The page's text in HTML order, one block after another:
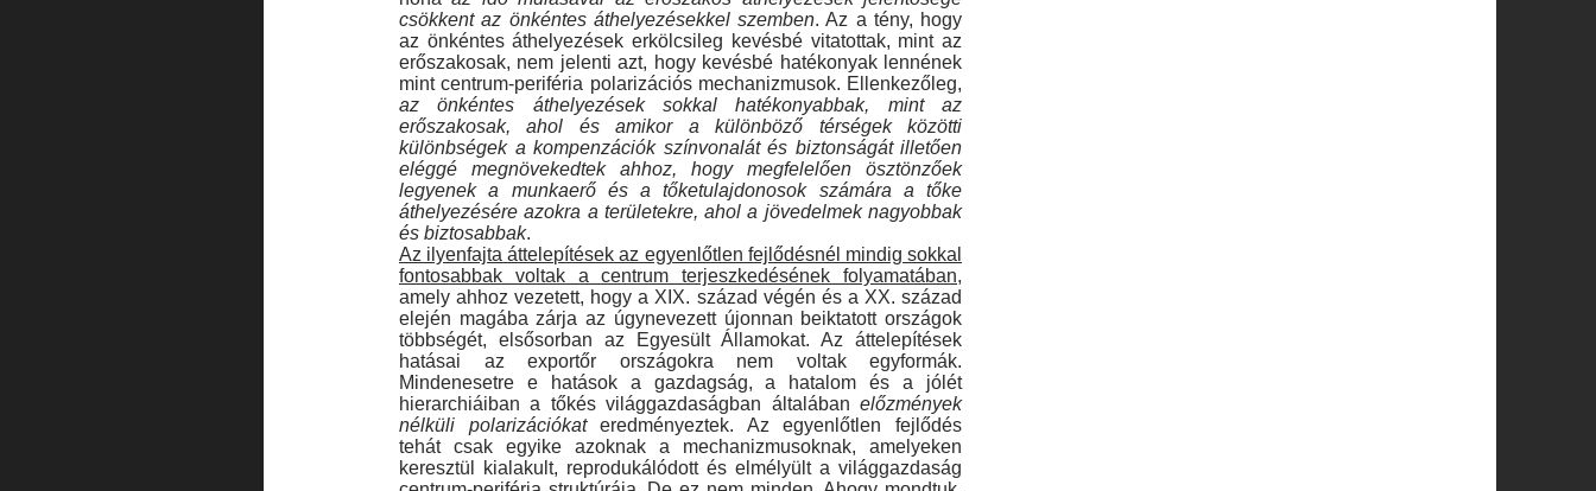
csökkent az önkéntes áthelyezésekkel szemben. Az a tény, hogy
az önkéntes áthelyezések erkölcsileg kevésbé vita­tottak, mint az
erőszakosak, nem jelenti azt, hogy kevésbé haté­konyak lennének
mint centrum-periféria polarizációs mechaniz­musok. Ellenkezőleg,
az önkéntes áthelyezések sokkal hatéko­nyabbak, mint az
erőszakosak, ahol és amikor a különböző tér­ségek közötti
különbségek a kompenzációk színvonalát és biz­tonságát illetően
eléggé megnövekedtek ahhoz, hogy megfe­lelően ösztönzőek
legyenek a munkaerő és a tőketulajdonosok számára a tőke
áthelyezésére azokra a területekre, ahol a jöve­delmek nagyobbak
és biztosabbak.
Az ilyenfajta áttelepítések az egyenlőtlen fejlődésnél mindig sokkal
fontosabbak voltak a centrum terjeszkedésé­nek folyamatában,
amely ahhoz vezetett, hogy a XIX. század végén és a XX. század
elején magába zárja az úgynevezett újonnan beiktatott országok
többségét, elsősorban az Egyesült Államokat. Az áttelepítések
hatásai az exportőr országokra nem voltak egyformák.
Mindenesetre e hatások a gazdagság, a hata­lom és a jólét
hierarchiáiban a tőkés világgazdaságban általában előzmények
nélküli polarizációkateredményeztek. Az egyenlőtlen fejlődés
tehát csak egyike azoknak a mechanizmusoknak, ame­lyeken
keresztül kialakult, reprodukálódott és elmélyült a világ­gazdaság